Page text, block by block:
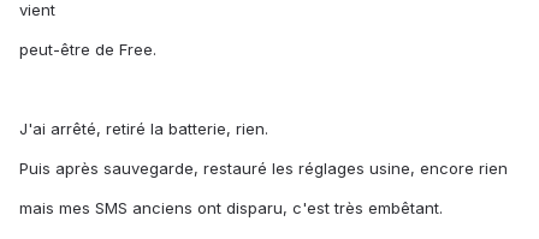
vient
peut-être de Free.
J'ai arrêté, retiré la batterie, rien.
Puis après sauvegarde, restauré les réglages usine, encore rien
mais mes SMS anciens ont disparu, c'est très embêtant.